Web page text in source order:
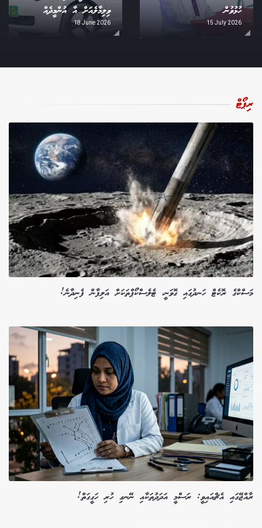
ހުޅުވުން
15 July 2026
ވިލިމާލެއަށް އާ އުންމީދެއް
18 June 2026
ރިޕޯޓް
މަސްކްގެ ރޮކެޓް ހަނދުގައި ގޮވަނީ، ޓެލެސްކޯޕްތަކަށް އަލިފާން ފެނިދާނެ!
ރާއްޖޭގައި އެޗްއައިވީ: ރަސްމީ އަދަދުތަކާއި ނޭނގި ހުރި ހަގީގަތް!